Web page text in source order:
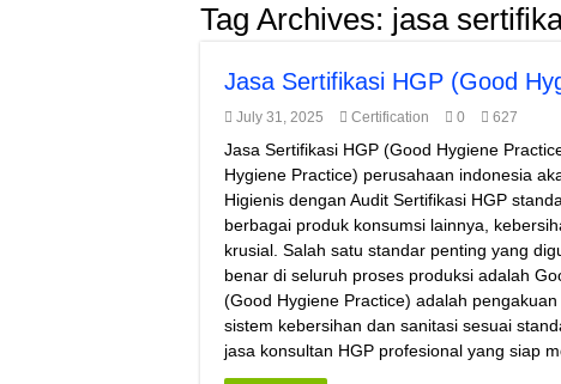
Tag Archives: jasa
Jasa Sertifikasi HGP (Good
July 31, 2025 Certification 0 627
Jasa Sertifikasi HGP (Good Hygiene
Hygiene Practice) perusahaan indonesia
Higienis dengan Audit Sertifikasi HGP
berbagai produk konsumsi lainnya,
krusial. Salah satu standar penting yang
benar di seluruh proses produksi adalah
(Good Hygiene Practice) adalah
sistem kebersihan dan sanitasi sesuai
jasa konsultan HGP profesional yang siap